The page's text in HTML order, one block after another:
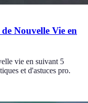
Nouvelle Vie en
vie en suivant 5
et d'astuces pro.